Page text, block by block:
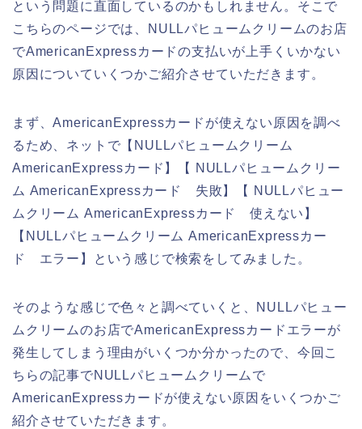
という問題に直面しているのかもしれません。そこで
こちらのページでは、NULLパヒュームクリームのお店
でAmericanExpressカードの支払いが上手くいかない
原因についていくつかご紹介させていただきます。
まず、AmericanExpressカードが使えない原因を調べ
るため、ネットで【NULLパヒュームクリーム
AmericanExpressカード】【 NULLパヒュームクリー
ム AmericanExpressカード 失敗】【 NULLパヒュー
ムクリーム AmericanExpressカード 使えない】
【NULLパヒュームクリーム AmericanExpressカー
ド エラー】という感じで検索をしてみました。
そのような感じで色々と調べていくと、NULLパヒュー
ムクリームのお店でAmericanExpressカードエラーが
発生してしまう理由がいくつか分かったので、今回こ
ちらの記事でNULLパヒュームクリームで
AmericanExpressカードが使えない原因をいくつかご
紹介させていただきます。